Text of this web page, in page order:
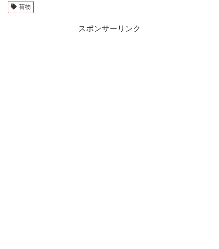
荷物
スポンサーリンク